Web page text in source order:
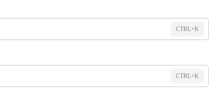
CTRL+K
CTRL+K